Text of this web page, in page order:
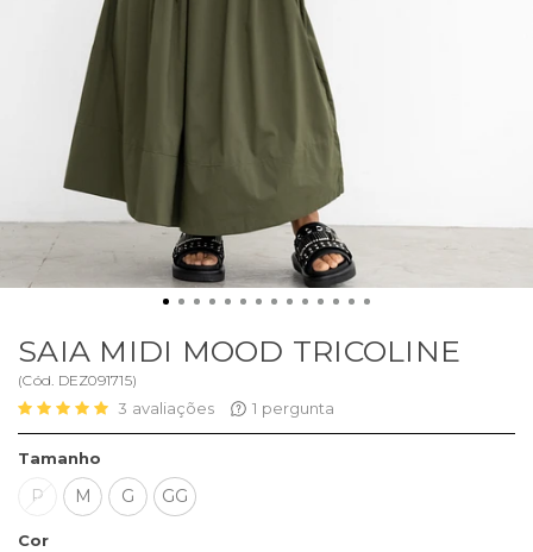
SAIA MIDI MOOD TRICOLINE
(Cód. DEZ091715)
3 avaliações 1 pergunta
Tamanho
P M G GG
Cor